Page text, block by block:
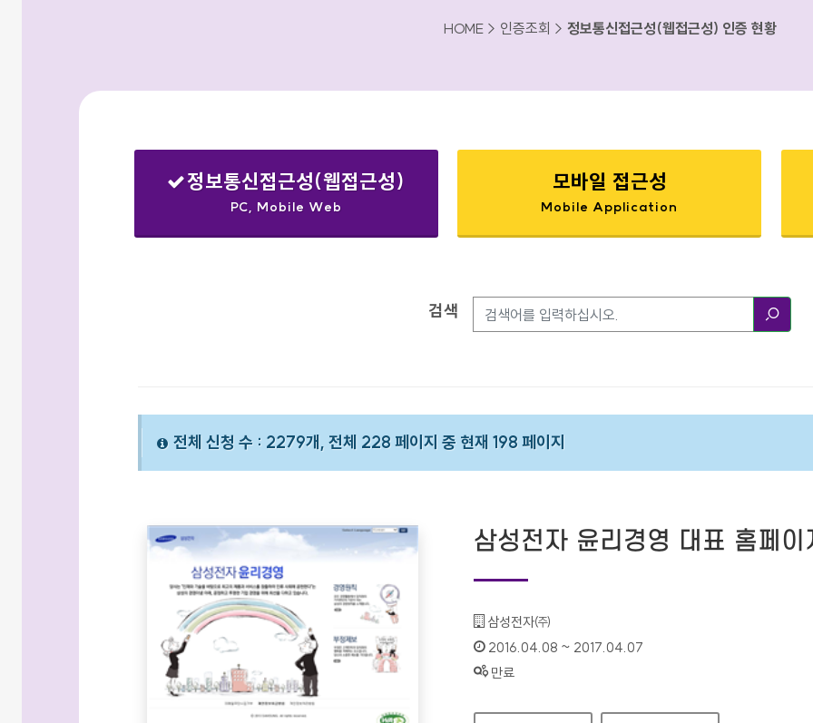
HOME > 인증조회 > 정보통신접근성(웹접근성) 인증 현황
정보통신접근성(웹접근성)
PC, Mobile Web
모바일 접근성
Mobile Application
검색
전체 신청 수 : 2279개, 전체 228 페이지 중 현재 198 페이지
삼성전자 윤리경영 대표 홈페이
기관명 :
삼성전자㈜
인증기간 :
2016.04.08 ~ 2017.04.07
상태 :
만료